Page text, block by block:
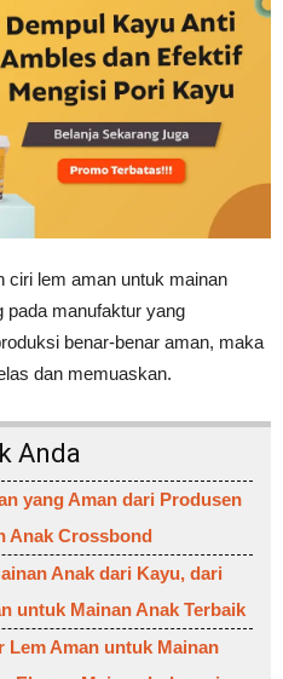
ciri lem aman untuk mainan
pada manufaktur yang
benar-benar aman, maka
dan memuaskan.
Anda
yang Aman dari Produsen
Anak Crossbond
Anak dari Kayu, dari
untuk Mainan Anak Terbaik
Lem Aman untuk Mainan